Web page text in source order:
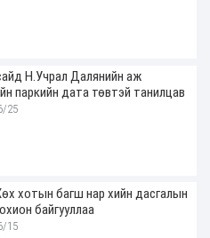
Н.Учрал Далянийн аж
паркийн дата төвтэй танилцав
25
хотын багш нар хийн дасгалын
байгууллаа
15